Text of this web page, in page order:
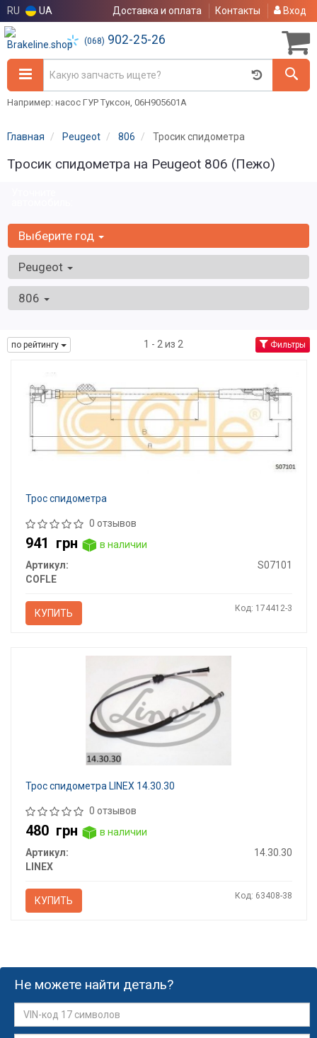
RU UA Доставка и оплата Контакты Вход
(068) 902-25-26
Например: насос ГУР Туксон, 06H905601A
Главная Peugeot 806 Тросик спидометра
Тросик спидометра на Peugeot 806 (Пежо)
Выберите год
Peugeot
806
по рейтингу 1 - 2 из 2 Фильтры
Трос спидометра
0 отзывов
941 грн
в наличии
Артикул:
S07101
COFLE
КУПИТЬ Код: 174412-3
Трос спидометра LINEX 14.30.30
0 отзывов
480 грн
в наличии
Артикул:
14.30.30
LINEX
КУПИТЬ Код: 63408-38
Не можете найти деталь?